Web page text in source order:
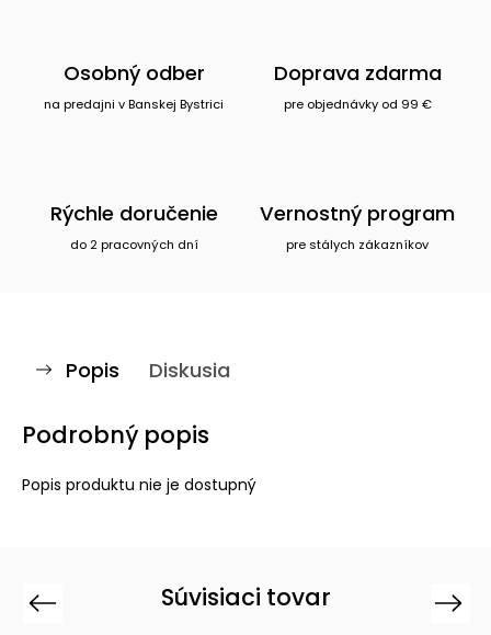
Osobný odber
na predajni v Banskej Bystrici
Doprava zdarma
pre objednávky od 99 €
Rýchle doručenie
do 2 pracovných dní
Vernostný program
pre stálych zákazníkov
Popis Diskusia
Podrobný popis
Popis produktu nie je dostupný
Súvisiaci tovar
Previous Next